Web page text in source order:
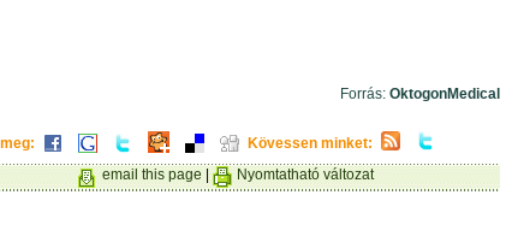
Forrás: OktogonMedical
Kövessen minket:
email this page
Nyomtatható változat